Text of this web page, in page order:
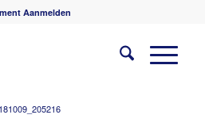
Aanmelden